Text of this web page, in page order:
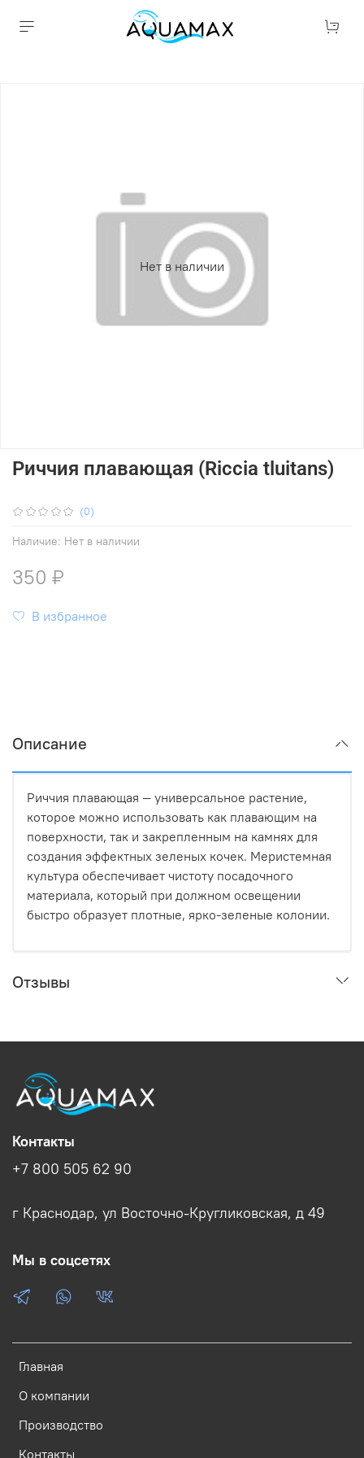
Нет в наличии
(0)
Наличие: Нет в наличии
Риччия плавающая (Riccia tluitans)
350 ₽
В избранное
Описание
Риччия плавающая — универсальное растение,
которое можно использовать как плавающим на
поверхности, так и закрепленным на камнях для
создания эффектных зеленых кочек. Меристемная
культура обеспечивает чистоту посадочного
материала, который при должном освещении
быстро образует плотные, ярко-зеленые колонии.
Отзывы
Главная
О компании
Производство
Контакты
Контакты
+7 800 505 62 90
г Краснодар, ул Восточно-Кругликовская, д 49
Мы в соцсетях